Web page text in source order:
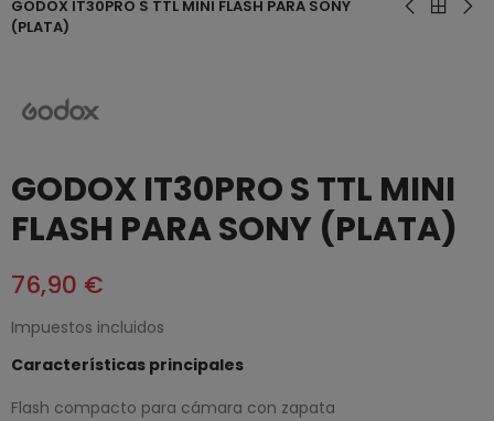
GODOX IT30PRO S TTL MINI FLASH PARA SONY
(PLATA)
GODOX IT30PRO S TTL MINI
FLASH PARA SONY (PLATA)
76,90 €
Impuestos incluidos
Características principales
Flash compacto para cámara con zapata